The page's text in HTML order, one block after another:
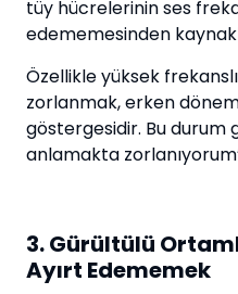
tüy hücrelerinin ses
edememesinden
Özellikle yüksek
zorlanmak, erken
göstergesidir. Bu durum
anlamakta
3. Gürültülü
Ayırt Edememek